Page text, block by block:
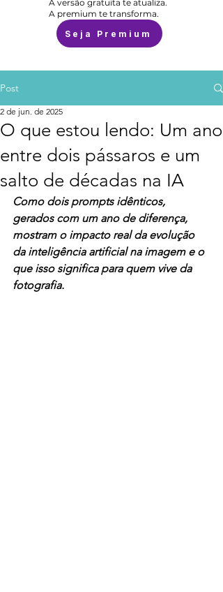
A versão gratuita te atualiza.
A premium te transforma.
Seja Premium
Post
O que estou lendo: Um ano
entre dois pássaros e um
salto de décadas na IA
2 de jun. de 2025
Como dois prompts idênticos,
gerados com um ano de diferença,
mostram o impacto real da evolução
da inteligência artificial na imagem e o
que isso significa para quem vive da
fotografia.